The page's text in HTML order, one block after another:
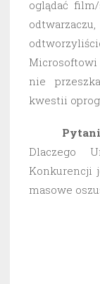
oglądać
nie
kwestii
Dlaczego
Konkurencji
masowe